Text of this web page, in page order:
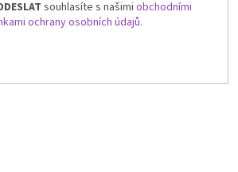
souhlasíte s našimi obchodními
ochrany osobních údajů.